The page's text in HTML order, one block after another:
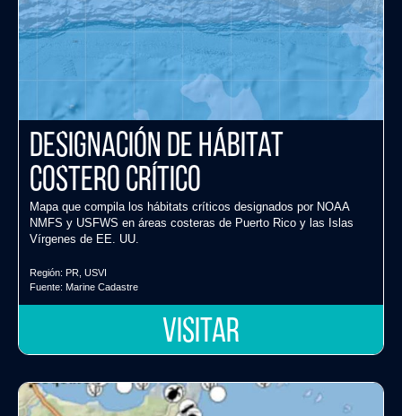
Designación de hábitat
costero crítico
Mapa que compila los hábitats críticos designados por NOAA
NMFS y USFWS en áreas costeras de Puerto Rico y las Islas
Vírgenes de EE. UU.
Región: PR USVI
Fuente: Marine Cadastre
VISITAR